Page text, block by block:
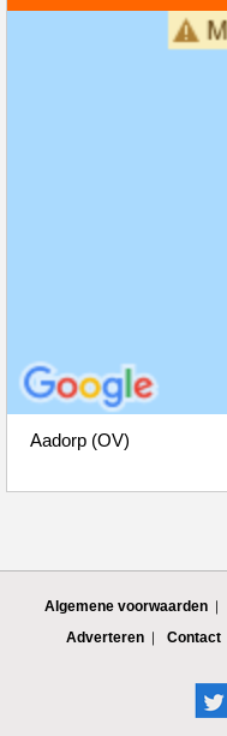
Aadorp (OV)
Algemene voorwaarden
Adverteren
Contact